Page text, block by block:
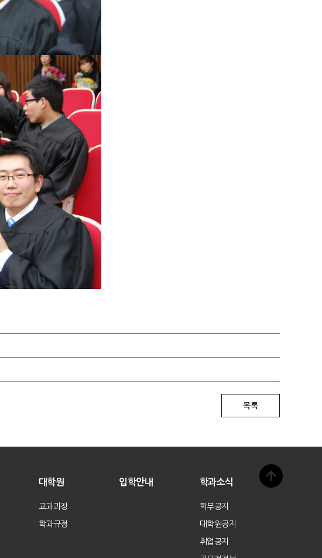
대학원
교과과정
학과규정
입학안내 학과소식
학부공지
대학원공지
취업공지